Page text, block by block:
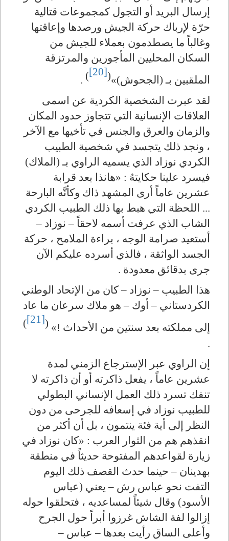
إرسال البريد أو التجول كمجموعات قتالية
حرّة لإرباك حركة الجيش ورصدها وإعاقتها
وغالباً ما يصطدمون بعملاء للجيش من
السكان المحليين المأجورين والمرتزقة
الملقبين بـ (الجحوش)»(
[20]
)
.
لقد عبرت الشخصية الكردية عن اسمى
العلاقات الإنسانية التي تتجاوز حدود المكان
والزمان والعرق والجنس في تأخيها مع الآخر
، ونجد ذلك يتجسد في شخصية الطبيب
الكردي نوزاد الذي يسميه الراوي بـ (الملاك)
فيسرد علينا حكايتهُ : «هانذا بعد قرابة
عشرين عاماً أرى المشهد ذاك وكأنَّه البارحة
... اللحظة التي هبط بها ذلك الطبيب الكردي
الشاب الذي عرفت أسمه لاحقاً – نوزاد –
أستعيد صرامة الوجه ، براءة الملامح ، حركة
الجسد الواثقة ، فالذي أسرده عليكم الآن
جرى بدقائق معدودة .
هذا الطبيب – نوزاد – كان من الإتحاد الوطني
الكردستاني – أوك – هو ملاك سرعان ما عاد
إلى مملكته بعد سنتين من الأحداث !» (
[21]
)
.
إن الراوي عبر الإسترجاع الزمني لمدة
عشرين عاماً ، يفعل ذاكرته أو أن ذاكرته لا
تنفك تسرد ذلك العمل الإنساني البطولي
للطبيب نوزاد في إسعافه للجرحى من دون
النظر إلى أية فئة ينتمون ، بل أن أكثر من
انقذهم هم من الثوار العرب : «كان نوزاد في
زيارة لقواعدهم المفتوحة حديثاً في منطقة
بهدينان – حينما حدث القصف ذلك اليوم
التفت نحو عباس رش – يعني (عباس
الأسود) وقال شيئاً لمساعديه ، فتحلقوا حوله
إزالوا لفة الشاش غرزوا أبراً حول الجرح
وأعلى الساق رأيت بعدها – عباس –